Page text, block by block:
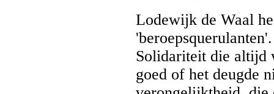
Lodewijk de Waal
Solidariteit die altijd
goed of het deugde